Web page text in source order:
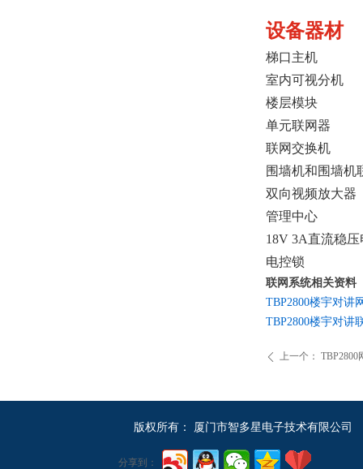
ꄴ 上一个：
设备器材
梯口主机
室内可视分机
楼层模块
单元联网器
联网交换机
围墙机和围墙机
双向视频放大器
管理中心
18V 3A直流稳压
电控锁
联网系统相关资料
TBP2800楼宇对讲
TBP2800楼宇对讲
版权所有： 厦门市智多星电子技术有限公司
分享到：